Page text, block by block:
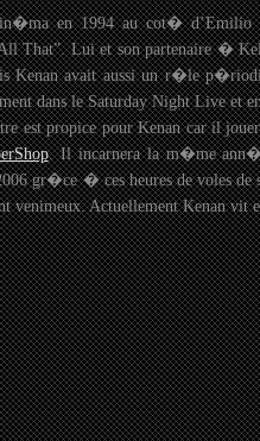
en 1994 au cot� d’Emilio
That”. Lui et son partenaire �
avait aussi un r�le
dans le Saturday Night Live et
est propice pour Kenan car il
. Il incarnera la m�me
gr�ce � ces heures de voles de
venimeux. Actuellement Kenan vit